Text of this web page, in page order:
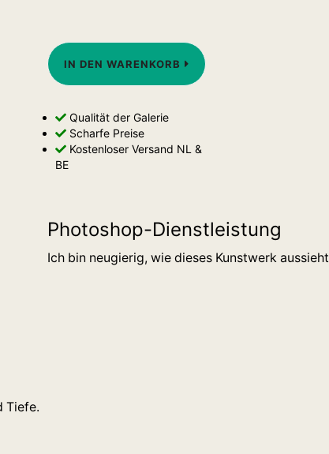
IN DEN WARENKORB
Qualität der Galerie
Scharfe Preise
Kostenloser Versand NL &
BE
Photoshop-Dienstleistung
Ich bin neugierig, wie dieses Kunstwerk aussieht
Tiefe.